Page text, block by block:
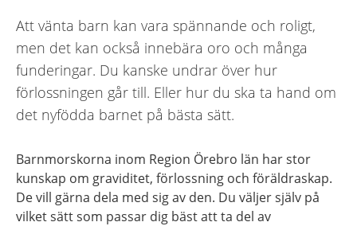
Att vänta barn kan vara spännande och roligt,
men det kan också innebära oro och många
funderingar. Du kanske undrar över hur
förlossningen går till. Eller hur du ska ta hand om
det nyfödda barnet på bästa sätt.
Barnmorskorna inom Region Örebro län har stor
kunskap om graviditet, förlossning och föräldraskap.
De vill gärna dela med sig av den. Du väljer själv på
vilket sätt som passar dig bäst att ta del av